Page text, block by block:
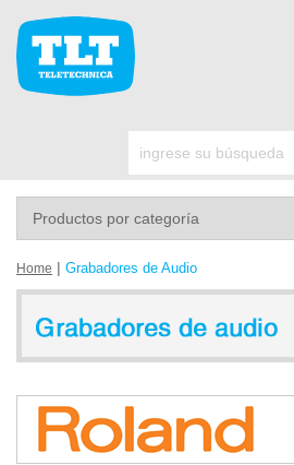
Home | Grabadores de Audio